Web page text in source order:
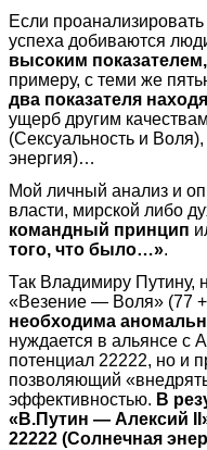
Если
успеха добиваются
высоким
примеру, с теми же
два показателя
ущерб другим
(Сексуальность и
энергия)…
Мой личный анализ и
власти, мирской либо
командный принцип
того, что было…».
Так Владимиру Путину,
«Везение — Воля» (77
необходима
нуждается в альянсе с
потенциал 22222, но и
позволяющий
эффективностью. В
«В.Путин — Алексий
22222 (Солнечная